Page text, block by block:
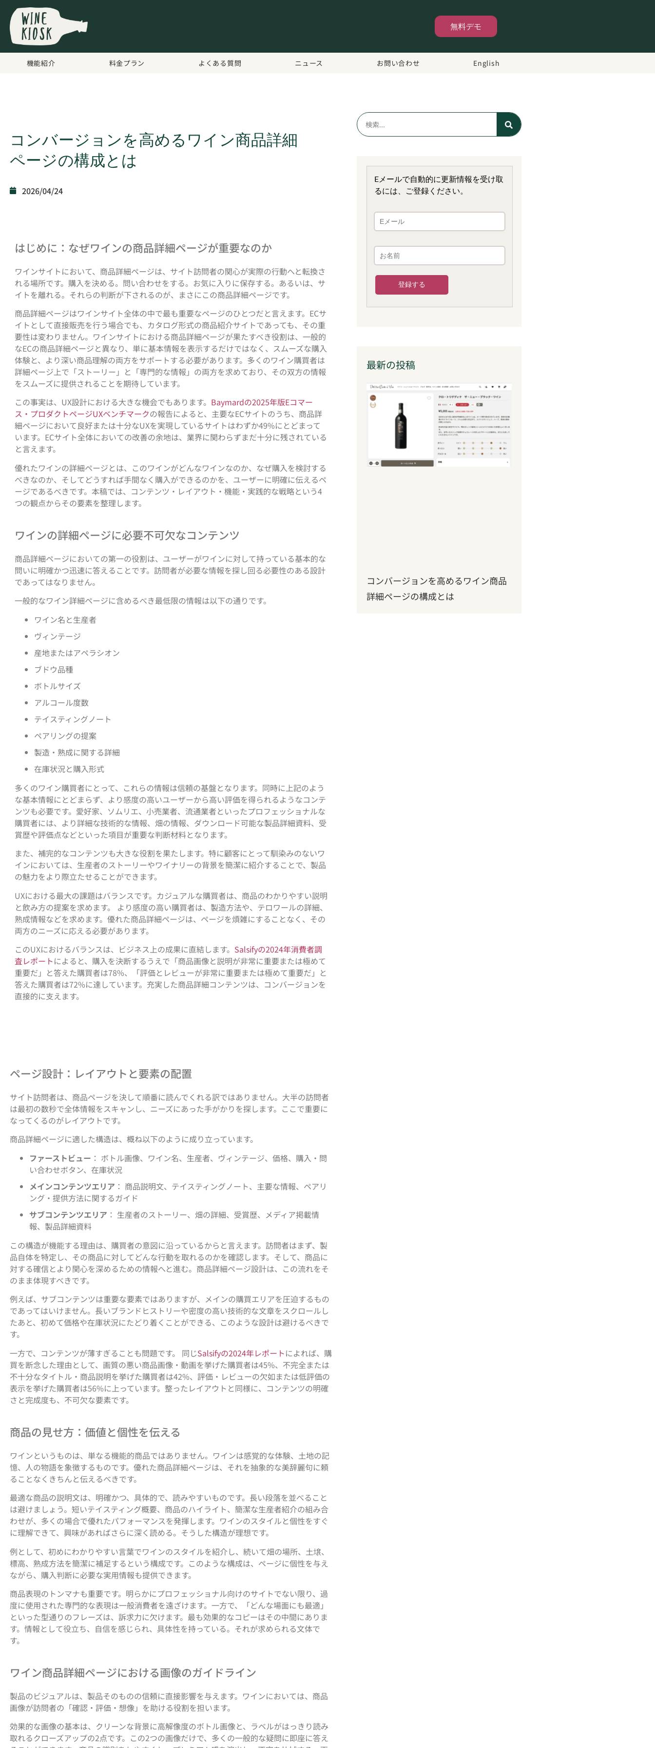
無料デモ
機能紹介 料金プラン よくある質問 ニュース お問い合わせ English
コンバージョンを高めるワイン商品詳細
ページの構成とは
2026/04/24
はじめに：なぜワインの商品詳細ページが重要なのか
ワインサイトにおいて、商品詳細ページは、サイト訪問者の関心が実際の行動へと転換さ
れる場所です。購入を決める。問い合わせをする。お気に入りに保存する。あるいは、サ
イトを離れる。それらの判断が下されるのが、まさにこの商品詳細ページです。
商品詳細ページはワインサイト全体の中で最も重要なページのひとつだと言えます。ECサ
イトとして直接販売を行う場合でも、カタログ形式の商品紹介サイトであっても、その重
要性は変わりません。ワインサイトにおける商品詳細ページが果たすべき役割は、一般的
なECの商品詳細ページと異なり、単に基本情報を表示するだけではなく、スムーズな購入
体験と、より深い商品理解の両方をサポートする必要があります。多くのワイン購買者は
詳細ページ上で「ストーリー」と「専門的な情報」の両方を求めており、その双方の情報
をスムーズに提供されることを期待しています。
この事実は、UX設計における大きな機会でもあります。 Baymardの2025年版Eコマー
ス・プロダクトページUXベンチマークの報告によると、主要なECサイトのうち、商品詳
細ページにおいて良好または十分なUXを実現しているサイトはわずか49%にとどまって
います。ECサイト全体においての改善の余地は、業界に関わらずまだ十分に残されている
と言えます。
優れたワインの詳細ページとは、このワインがどんなワインなのか、なぜ購入を検討する
べきなのか、そしてどうすれば手間なく購入ができるのかを、ユーザーに明確に伝えるペ
ージであるべきです。本稿では、コンテンツ・レイアウト・機能・実践的な戦略という4
つの観点からその要素を整理します。
ワインの詳細ページに必要不可欠なコンテンツ
商品詳細ページにおいての第一の役割は、ユーザーがワインに対して持っている基本的な
問いに明確かつ迅速に答えることです。訪問者が必要な情報を探し回る必要性のある設計
であってはなりません。
一般的なワイン詳細ページに含めるべき最低限の情報は以下の通りです。
ワイン名と生産者
ヴィンテージ
産地またはアペラシオン
ブドウ品種
ボトルサイズ
アルコール度数
テイスティングノート
ペアリングの提案
製造・熟成に関する詳細
在庫状況と購入形式
多くのワイン購買者にとって、これらの情報は信頼の基盤となります。同時に上記のよう
な基本情報にとどまらず、より感度の高いユーザーから高い評価を得られるようなコンテ
ンツも必要です。愛好家、ソムリエ、小売業者、流通業者といったプロフェッショナルな
購買者には、より詳細な技術的な情報、畑の情報、ダウンロード可能な製品詳細資料、受
賞歴や評価点などといった項目が重要な判断材料となります。
また、補完的なコンテンツも大きな役割を果たします。特に顧客にとって馴染みのないワ
インにおいては、生産者のストーリーやワイナリーの背景を簡潔に紹介することで、製品
の魅力をより際立たせることができます。
UXにおける最大の課題はバランスです。カジュアルな購買者は、商品のわかりやすい説明
と飲み方の提案を求めます。 より感度の高い購買者は、製造方法や、テロワールの詳細、
熟成情報などを求めます。優れた商品詳細ページは、ページを煩雑にすることなく、その
両方のニーズに応える必要があります。
このUXにおけるバランスは、ビジネス上の成果に直結します。 Salsifyの2024年消費者調
査レポートによると、購入を決断するうえで「商品画像と説明が非常に重要または極めて
重要だ」と答えた購買者は78%、「評価とレビューが非常に重要または極めて重要だ」と
答えた購買者は72%に達しています。充実した商品詳細コンテンツは、コンバージョンを
直接的に支えます。
ページ設計：レイアウトと要素の配置
サイト訪問者は、商品ページを決して順番に読んでくれる訳ではありません。大半の訪問者
は最初の数秒で全体情報をスキャンし、ニーズにあった手がかりを探します。ここで重要に
なってくるのがレイアウトです。
商品詳細ページに適した構造は、概ね以下のように成り立っています。
ファーストビュー ： ボトル画像、ワイン名、生産者、ヴィンテージ、価格、購入・問
い合わせボタン、在庫状況
メインコンテンツエリア ： 商品説明文、テイスティングノート、主要な情報、ペアリ
ング・提供方法に関するガイド
サブコンテンツエリア ： 生産者のストーリー、畑の詳細、受賞歴、メディア掲載情
報、製品詳細資料
この構造が機能する理由は、購買者の意図に沿っているからと言えます。訪問者はまず、製
品自体を特定し、その商品に対してどんな行動を取れるのかを確認します。そして、商品に
対する確信とより関心を深めるための情報へと進む。商品詳細ページ設計は、この流れをそ
のまま体現すべきです。
例えば、サブコンテンツは重要な要素ではありますが、メインの購買エリアを圧迫するもの
であってはいけません。長いブランドヒストリーや密度の高い技術的な文章をスクロールし
たあと、初めて価格や在庫状況にたどり着くことができる、このような設計は避けるべきで
す。
一方で、コンテンツが薄すぎることも問題です。 同じSalsifyの2024年レポートによれば、購
買を断念した理由として、画質の悪い商品画像・動画を挙げた購買者は45%、不完全または
不十分なタイトル・商品説明を挙げた購買者は42%、評価・レビューの欠如または低評価の
表示を挙げた購買者は56%に上っています。整ったレイアウトと同様に、コンテンツの明確
さと完成度も、不可欠な要素です。
商品の見せ方：価値と個性を伝える
ワインというものは、単なる機能的商品ではありません。ワインは感覚的な体験、土地の記
憶、人の物語を象徴するものです。優れた商品詳細ページは、それを抽象的な美辞麗句に頼
ることなくきちんと伝えるべきです。
最適な商品の説明文は、明確かつ、具体的で、読みやすいものです。長い段落を並べること
は避けましょう。短いテイスティング概要、商品のハイライト、簡潔な生産者紹介の組み合
わせが、多くの場合で優れたパフォーマンスを発揮します。ワインのスタイルと個性をすぐ
に理解できて、興味があればさらに深く読める。そうした構造が理想です。
例として、初めにわかりやすい言葉でワインのスタイルを紹介し、続いて畑の場所、土壌、
標高、熟成方法を簡潔に補足するという構成です。このような構成は、ページに個性を与え
ながら、購入判断に必要な実用情報も提供できます。
商品表現のトンマナも重要です。明らかにプロフェッショナル向けのサイトでない限り、過
度に使用された専門的な表現は一般消費者を遠ざけます。一方で、「どんな場面にも最適」
といった型通りのフレーズは、訴求力に欠けます。最も効果的なコピーはその中間にありま
す。情報として役立ち、自信を感じられ、具体性を持っている。それが求められる文体で
す。
ワイン商品詳細ページにおける画像のガイドライン
製品のビジュアルは、製品そのものの信頼に直接影響を与えます。ワインにおいては、商品
画像が訪問者の「確認・評価・想像」を助ける役割を担います。
効果的な画像の基本は、クリーンな背景に高解像度のボトル画像と、ラベルがはっきり読み
取れるクローズアップの2点です。この2つの画像だけで、多くの一般的な疑問に即座に答え
Eメールで自動的に更新情報を受け取
るには、ご登録ください。
最新の投稿
コンバージョンを高めるワイン商品
詳細ページの構成とは